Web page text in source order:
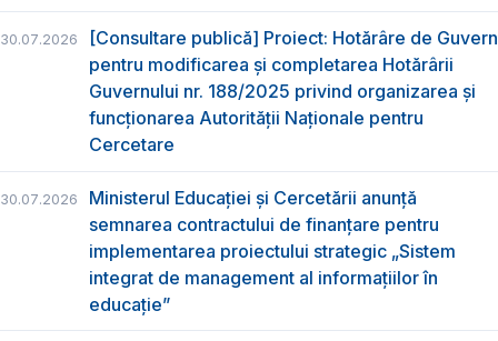
30.07.2026
[Consultare publică] Proiect: Hotărâre de Guvern
pentru modificarea și completarea Hotărârii
Guvernului nr. 188/2025 privind organizarea şi
funcţionarea Autorităţii Naţionale pentru
Cercetare
30.07.2026
Ministerul Educației și Cercetării anunță
semnarea contractului de finanțare pentru
implementarea proiectului strategic „Sistem
integrat de management al informațiilor în
educație”